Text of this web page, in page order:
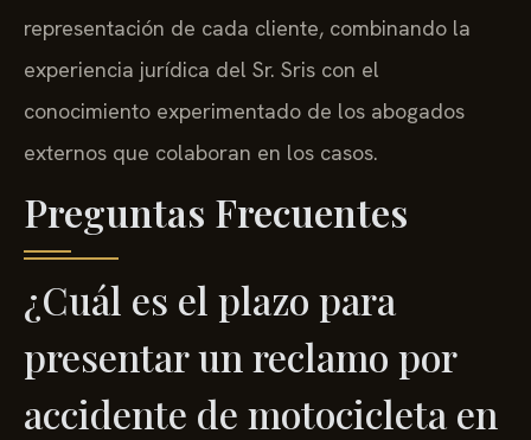
representación de cada cliente, combinando la
experiencia jurídica del Sr. Sris con el
conocimiento experimentado de los abogados
externos que colaboran en los casos.
Preguntas Frecuentes
¿Cuál es el plazo para
presentar un reclamo por
accidente de motocicleta en